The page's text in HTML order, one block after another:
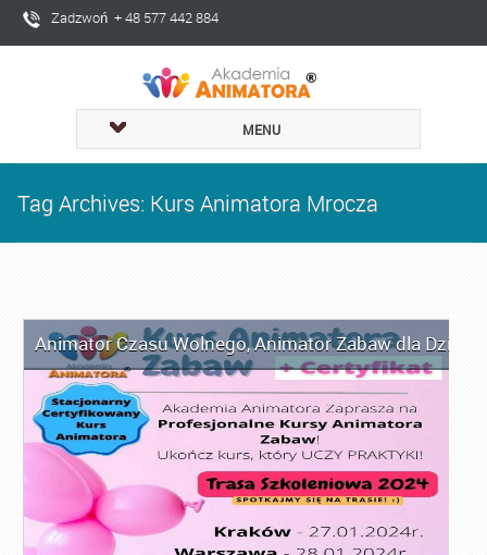
Zadzwoń + 48 577 442 884
MENU
Tag Archives: Kurs Animatora Mrocza
Animator Czasu Wolnego,Animator Zabaw dla Dzieci